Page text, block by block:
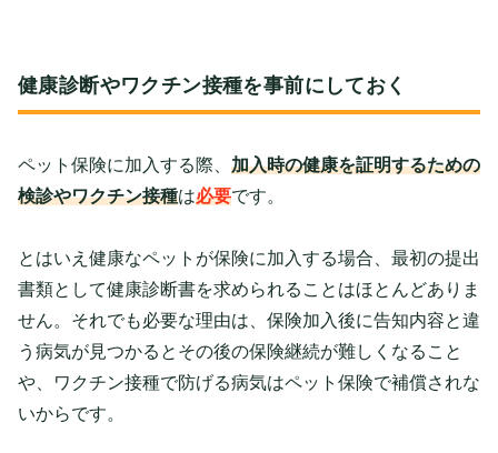
健康診断やワクチン接種を事前にしておく
ペット保険に加入する際、 加入時の健康を証明するための
検診やワクチン接種は必要です。
とはいえ健康なペットが保険に加入する場合、最初の提出
書類として健康診断書を求められることはほとんどありま
せん。それでも必要な理由は、保険加入後に告知内容と違
う病気が見つかるとその後の保険継続が難しくなること
や、ワクチン接種で防げる病気はペット保険で補償されな
いからです。